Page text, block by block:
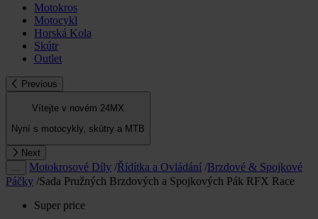
Motokros
Motocykl
Horská Kola
Skútr
Outlet
Previous
Vítejte v novém 24MX
Nyní s motocykly, skútry a MTB
Next
Motokrosové Díly /Řídítka a Ovládání /Brzdové & Spojkové
Páčky /Sada Pružných Brzdových a Spojkových Pák RFX Race
Super price